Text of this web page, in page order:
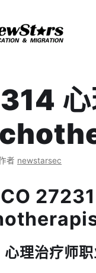
心
者 newstarsec
理治疗师